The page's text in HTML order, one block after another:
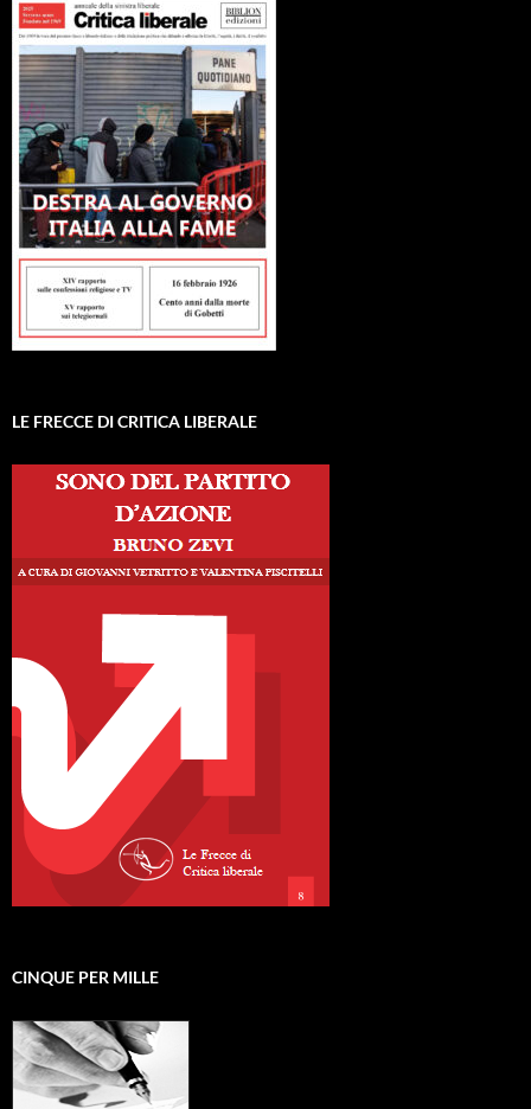
LE FRECCE DI CRITICA LIBERALE
CINQUE PER MILLE